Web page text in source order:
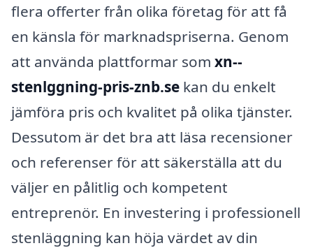
flera offerter från olika företag för att få
en känsla för marknadspriserna. Genom
att använda plattformar som xn--
stenlggning-pris-znb.se kan du enkelt
jämföra pris och kvalitet på olika tjänster.
Dessutom är det bra att läsa recensioner
och referenser för att säkerställa att du
väljer en pålitlig och kompetent
entreprenör. En investering i professionell
stenläggning kan höja värdet av din